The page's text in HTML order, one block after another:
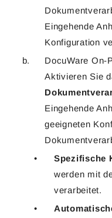
Eingehende
Konfiguration
DocuWare On-
Aktivieren Sie
Eingehende
geeigneten
Spezifische
werden mit
verarbeitet.